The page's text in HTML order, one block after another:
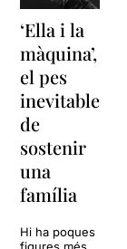
‘Ella i la
màquina’,
el pes
inevitable
de
sostenir
una
família
Hi ha poques